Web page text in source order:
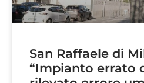
San Raffaele di
“Impianto errato